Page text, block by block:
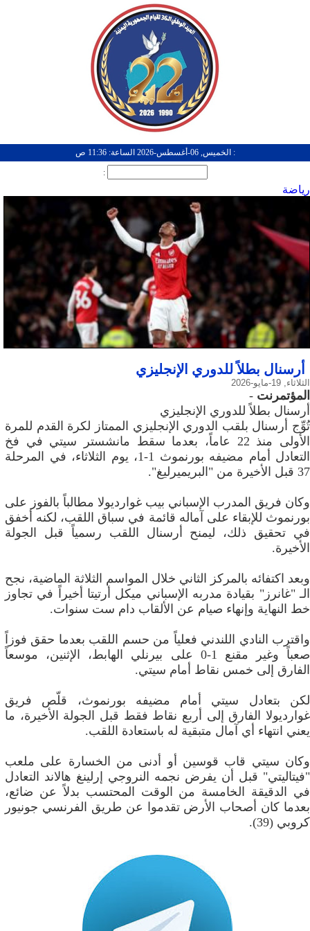
: الخميس, 06-أغسطس-2026 الساعة: 11:36 ص
:
رياضة
أرسنال بطلاً للدوري الإنجليزي
الثلاثاء, 19-مايو-2026
المؤتمرنت -
أرسنال بطلاً للدوري الإنجليزي
تُوِّج أرسنال بلقب الدوري الإنجليزي الممتاز لكرة القدم للمرة
الأولى منذ 22 عاماً، بعدما سقط مانشستر سيتي في فخ
التعادل أمام مضيفه بورنموث 1-1، يوم الثلاثاء، في المرحلة
37 قبل الأخيرة من "البريميرليغ".
وكان فريق المدرب الإسباني بيب غوارديولا مطالباً بالفوز على
بورنموث للإبقاء على آماله قائمة في سباق اللقب، لكنه أخفق
في تحقيق ذلك، ليمنح أرسنال اللقب رسمياً قبل الجولة
الأخيرة.
وبعد اكتفائه بالمركز الثاني خلال المواسم الثلاثة الماضية، نجح
الـ "غانرز" بقيادة مدربه الإسباني ميكل أرتيتا أخيراً في تجاوز
خط النهاية وإنهاء صيام عن الألقاب دام ست سنوات.
واقترب النادي اللندني فعلياً من حسم اللقب بعدما حقق فوزاً
صعباً وغير مقنع 1-0 على بيرنلي الهابط، الإثنين، موسعاً
الفارق إلى خمس نقاط أمام سيتي.
لكن بتعادل سيتي أمام مضيفه بورنموث، قلّص فريق
غوارديولا الفارق إلى أربع نقاط فقط قبل الجولة الأخيرة، ما
يعني انتهاء أي آمال متبقية له باستعادة اللقب.
وكان سيتي قاب قوسين أو أدنى من الخسارة على ملعب
"فيتاليتي" قبل أن يفرض نجمه النروجي إرلينغ هالاند التعادل
في الدقيقة الخامسة من الوقت المحتسب بدلاً عن ضائع،
بعدما كان أصحاب الأرض تقدموا عن طريق الفرنسي جونيور
كروبي (39).